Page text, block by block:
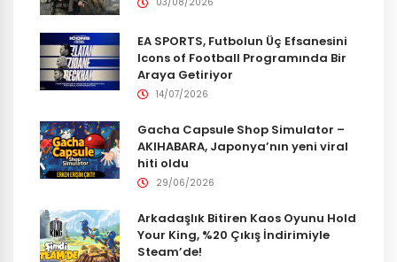
03/08/2026
EA SPORTS, Futbolun Üç Efsanesini
Icons of Football Programında Bir
Araya Getiriyor
14/07/2026
Gacha Capsule Shop Simulator –
AKIHABARA, Japonya’nın yeni viral
hiti oldu
29/06/2026
Arkadaşlık Bitiren Kaos Oyunu Hold
Your King, %20 Çıkış İndirimiyle
Steam’de!